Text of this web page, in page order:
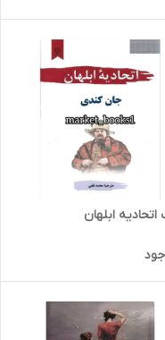
اتحادیه ابلهان